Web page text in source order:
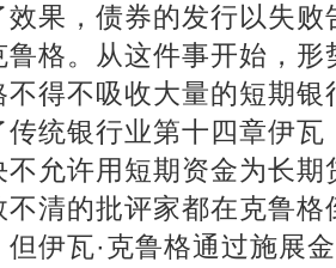
效果，债券的发行以失
鲁格。从这件事开始，
不得不吸收大量的短期
传统银行业第十四章伊
不允许用短期资金为长
不清的批评家都在克鲁
但伊瓦·克鲁格通过施展